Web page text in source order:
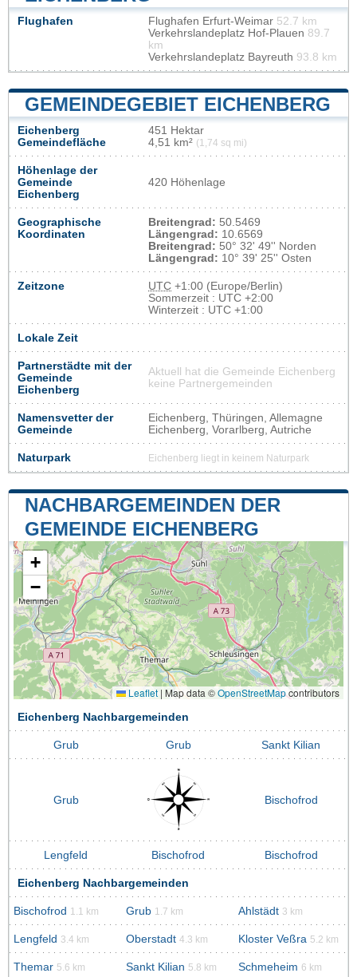
Flughafen Flughafen Erfurt-Weimar 52.7 km
Verkehrslandeplatz Hof-Plauen 89.7
km
Verkehrslandeplatz Bayreuth 93.8 km
GEMEINDEGEBIET EICHENBERG
Eichenberg
Gemeindefläche
451 Hektar
4,51 km² (1,74 sq mi)
Höhenlage der
Gemeinde
Eichenberg
420 Höhenlage
Geographische
Koordinaten
Breitengrad: 50.5469
Längengrad: 10.6569
Breitengrad: 50° 32' 49'' Norden
Längengrad: 10° 39' 25'' Osten
Zeitzone UTC +1:00 (Europe/Berlin)
Sommerzeit : UTC +2:00
Winterzeit : UTC +1:00
Lokale Zeit
Partnerstädte mit der
Gemeinde
Eichenberg
Aktuell hat die Gemeinde Eichenberg
keine Partnergemeinden
Namensvetter der
Gemeinde
Eichenberg, Thüringen, Allemagne
Eichenberg, Vorarlberg, Autriche
Naturpark Eichenberg liegt in keinem Naturpark
NACHBARGEMEINDEN DER
GEMEINDE EICHENBERG
+
−
Leaflet | Map data ©OpenStreetMapcontributors
Eichenberg Nachbargemeinden
Grub Grub Sankt Kilian
Grub Bischofrod
Lengfeld Bischofrod Bischofrod
Eichenberg Nachbargemeinden
Bischofrod 1.1 km Grub 1.7 km Ahlstädt 3 km
Lengfeld 3.4 km Oberstadt 4.3 km Kloster Veßra 5.2 km
Themar 5.6 km Sankt Kilian 5.8 km Schmeheim 6 km